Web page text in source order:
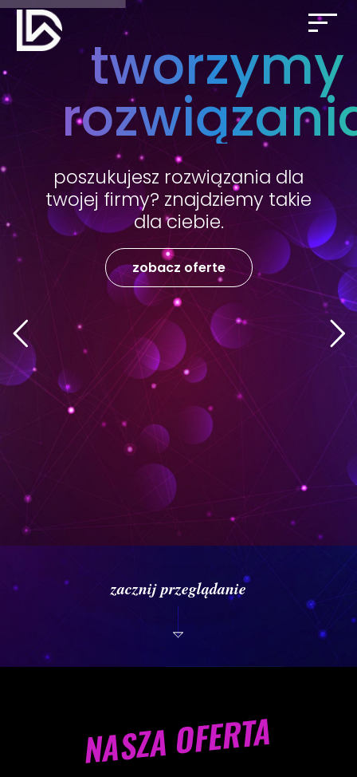
tworzymy
poszukujesz rozwiązania dla
twojej firmy? znajdziemy takie
dla ciebie.
zobacz oferte
zacznij przeglądanie
NASZA OFERTA